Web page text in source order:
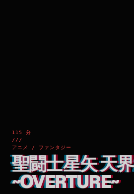
115 分
///
アニメ / ファンタジー
聖闘士星矢 天
~OVERTURE~